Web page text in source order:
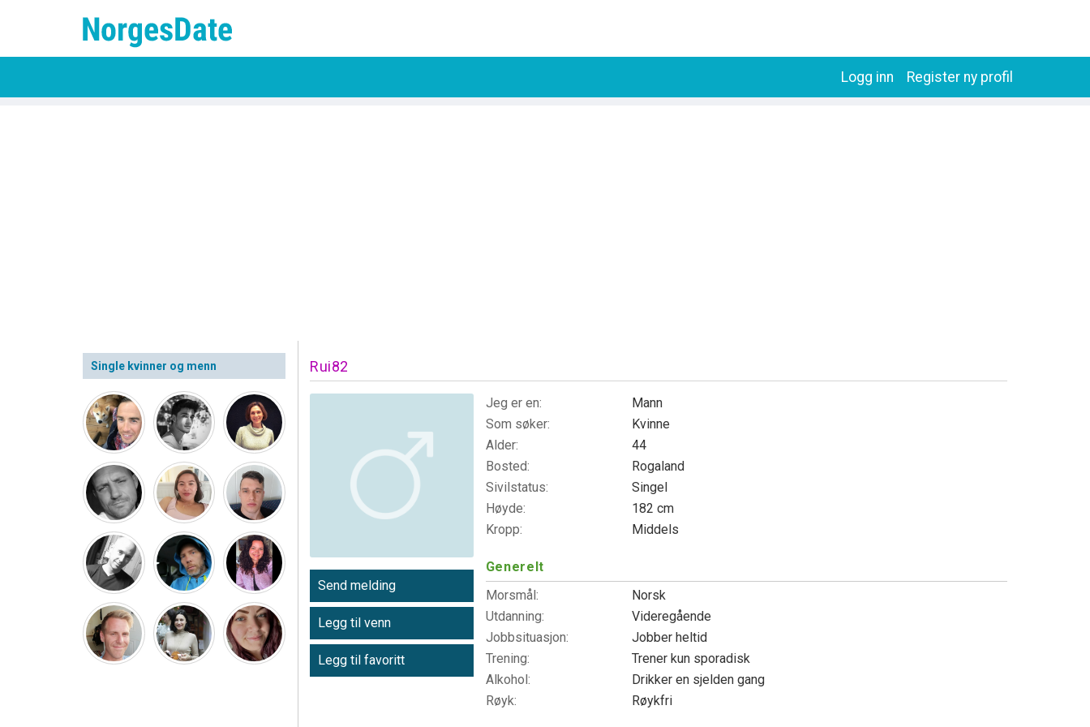
Register ny profil
Logg inn
Single kvinner og menn Rui82
Send melding
Legg til venn
Legg til favoritt
Jeg er en:
Mann
Som søker:
Kvinne
Alder:
44
Bosted:
Rogaland
Sivilstatus:
Singel
Høyde:
182 cm
Kropp:
Middels
Generelt
Morsmål:
Norsk
Utdanning:
Videregående
Jobbsituasjon:
Jobber heltid
Trening:
Trener kun sporadisk
Alkohol:
Drikker en sjelden gang
Røyk:
Røykfri